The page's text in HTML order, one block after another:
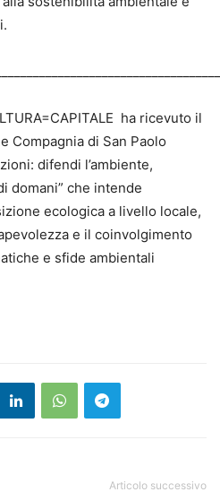
ha ricevuto il
Compagnia di San Paolo
difendi l’ambiente,
domani” che intende
ecologica a livello locale,
e il coinvolgimento
e sfide ambientali
Articolo successivo